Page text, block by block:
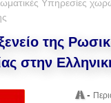
Υπηρεσίες
της
στην
-